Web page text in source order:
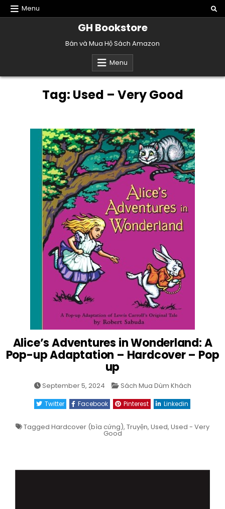
Skip
to
Menu
GH Bookstore
Bán và Mua Hộ Sách Amazon
Menu
Tag: Used – Very Good
Alice’s Adventures in Wonderland: A
Pop-up Adaptation – Hardcover – Pop
up
September 5, 2024 Posted
Sách Mua Dùm Khách
Twitter Facebook Pinterest Linkedin
Tagged Hardcover (bìa cứng), Truyện, Used, Used - Very
Good